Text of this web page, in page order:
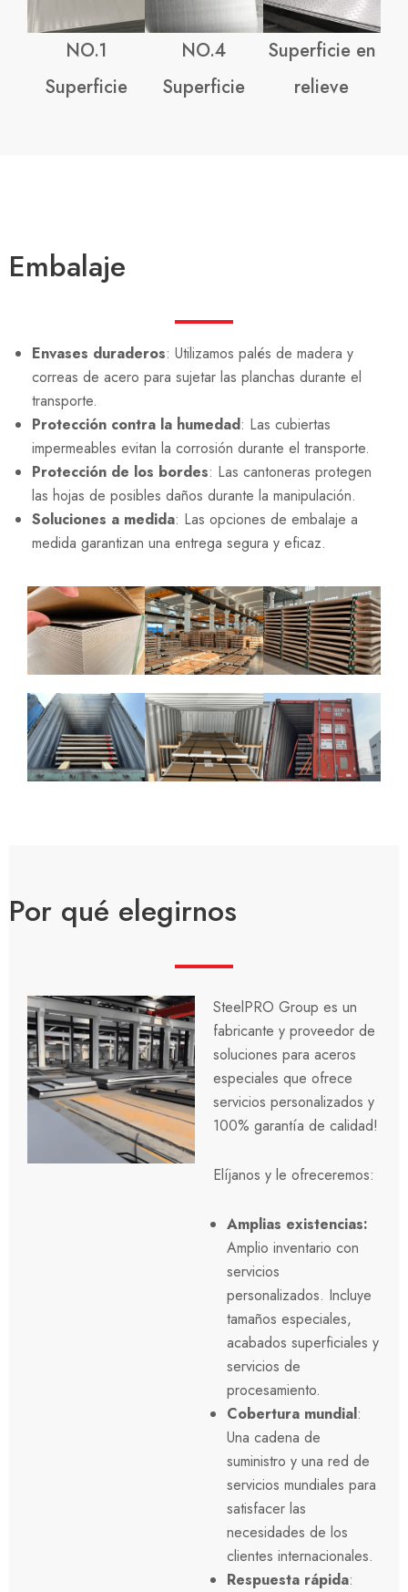
NO.1
Superficie
NO.4
Superficie
Superficie en
relieve
Embalaje
Envases duraderos: Utilizamos palés de madera y
correas de acero para sujetar las planchas durante el
transporte.
Protección contra la humedad: Las cubiertas
impermeables evitan la corrosión durante el transporte.
Protección de los bordes: Las cantoneras protegen
las hojas de posibles daños durante la manipulación.
Soluciones a medida: Las opciones de embalaje a
medida garantizan una entrega segura y eficaz.
Por qué elegirnos
SteelPRO Group es un
fabricante y proveedor de
soluciones para aceros
especiales que ofrece
servicios personalizados y
100% garantía de calidad!
Elíjanos y le ofreceremos:
Amplias existencias:
Amplio inventario con
servicios
personalizados. Incluye
tamaños especiales,
acabados superficiales y
servicios de
procesamiento.
Cobertura mundial:
Una cadena de
suministro y una red de
servicios mundiales para
satisfacer las
necesidades de los
clientes internacionales.
Respuesta rápida: